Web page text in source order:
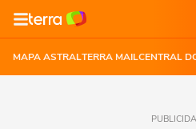
MAPA ASTRALTERRA MAILCENTRAL